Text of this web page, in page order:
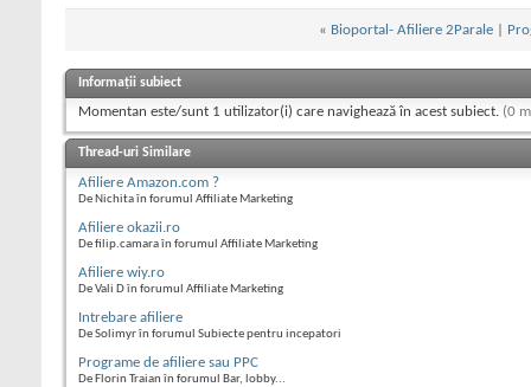
« Bioportal- Afiliere 2Parale|
Informații subiect
Momentan este/sunt 1 utilizator(i) care navighează în acest subiect. (0
Thread-uri Similare
Afiliere Amazon.com ?
De Nichita în forumul Affiliate Marketing
Afiliere okazii.ro
De filip.camara în forumul Affiliate Marketing
Afiliere wiy.ro
De Vali D în forumul Affiliate Marketing
Intrebare afiliere
De Solimyr în forumul Subiecte pentru incepatori
Programe de afiliere sau PPC
De Florin Traian în forumul Bar, lobby...